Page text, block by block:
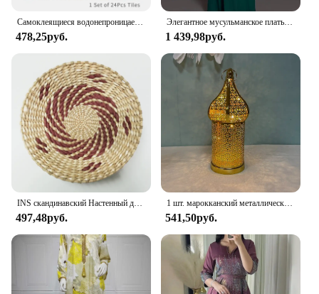
Самоклеящиеся водонепроницаемые наклейки из пвх для гостиной, кухни, ванной комнаты, домашние съемные настенные наклейки, 24 шт.
478,25руб.
Элегантное мусульманское платье с вышивкой для женщин Jalabiya Abaya Рамадан Длинные платья Abayas женское кимоно халат марокканский кафтан Платья
1 439,98руб.
INS скандинавский Настенный декор ручной работы трава тканые подвесные украшения марокканский стиль трава тканая стена для дома спальни крыльца подвесная тарелка
497,48руб.
1 шт. марокканский металлический винтажный ветровой светильник, фонарь, подсвечник, настольный Рамадан, домашний декор, аксессуары, украшение, подарки
541,50руб.